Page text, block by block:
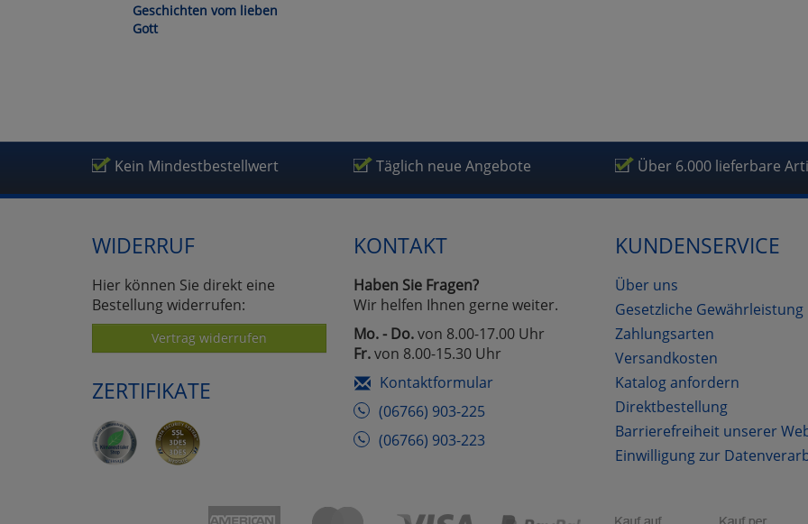
Geschichten vom lieben
Gott
Kein Mindestbestellwert Täglich neue Angebote Über 6.000 lieferbare
WIDERRUF
Hier können Sie direkt eine
Bestellung widerrufen:
Vertrag widerrufen
ZERTIFIKATE
KONTAKT
Haben Sie Fragen?
Wir helfen Ihnen gerne weiter.
Mo. - Do.von 8.00-17.00 Uhr
Fr.von 8.00-15.30 Uhr
Kontaktformular
(06766) 903-225
(06766) 903-223
KUNDENSERVICE
Über uns
Gesetzliche Gewährleistung
Zahlungsarten
Versandkosten
Katalog anfordern
Direktbestellung
Barrierefreiheit unserer
Einwilligung zur